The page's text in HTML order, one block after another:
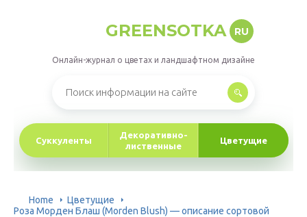
GREENSOTKA RU
Онлайн-журнал о цветах и ландшафтном дизайне
Суккуленты
Декоративно-
лиственные
Цветущие
Home
Цветущие
Роза Морден Блаш (Morden Blush) — описание сортовой